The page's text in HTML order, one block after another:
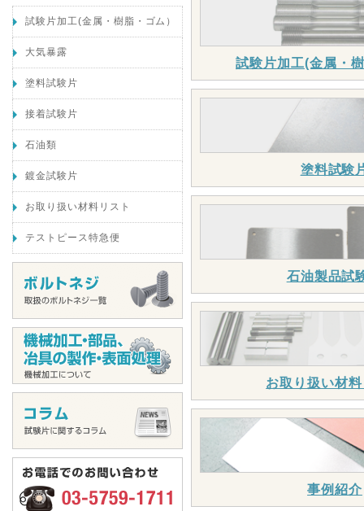
試験片加工(金属・樹脂・ゴム）
大気暴露
塗料試験片
接着試験片
石油類
鍍金試験片
お取り扱い材料リスト
テストピース特急便
試験片加工(金属・
塗料試験
石油製品試
お取り扱い材
事例紹介